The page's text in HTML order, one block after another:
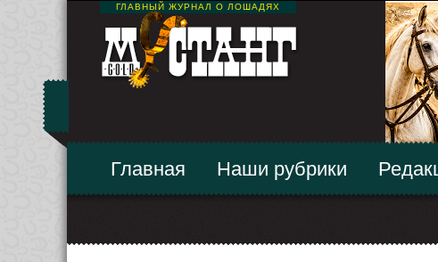
ГЛАВНЫЙ ЖУРНАЛ О ЛОШАДЯХ
Главная Наши рубрики